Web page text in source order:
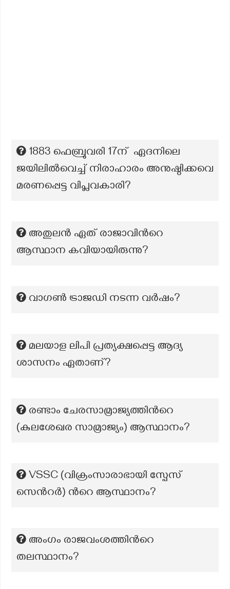
1883 ഫെബ്രുവരി 17ന് ഏദനിലെ
ജയിലിൽവെച്ച് നിരാഹാരം അനുഷ്ഠിക്കവെ
മരണപ്പെട്ട വിപ്ലവകാരി?
അതുലൻ ഏത് രാജാവിന്‍റെ
ആസ്ഥാന കവിയായിരുന്നു?
വാഗൺ ട്രാജഡി നടന്ന വർഷം?
മലയാള ലിപി പ്രത്യക്ഷപ്പെട്ട ആദ്യ
ശാസനം ഏതാണ്?
രണ്ടാം ചേരസാമ്രാജ്യത്തിന്‍റെ
(കുലശേഖര സാമ്രാജ്യം) ആസ്ഥാനം?
VSSC (വിക്രംസാരാഭായി സ്പേസ്
സെന്‍റര്‍) ന്‍റെ ആസ്ഥാനം?
അംഗം രാജവംശത്തിന്‍റെ
തലസ്ഥാനം?